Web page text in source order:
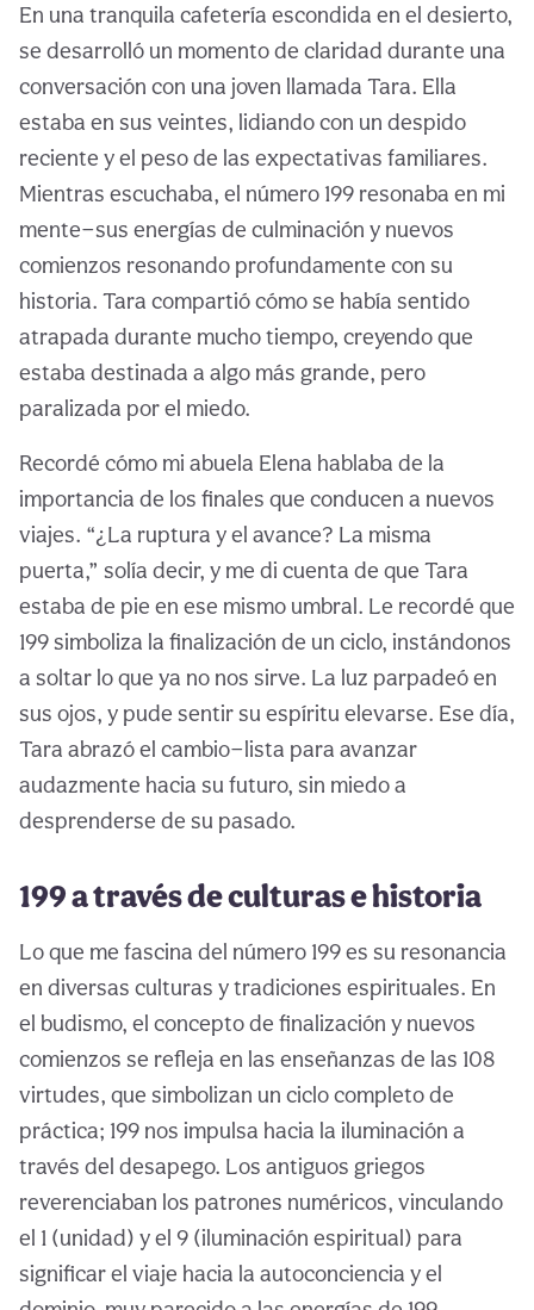
En una tranquila cafetería escondida en el desierto,
se desarrolló un momento de claridad durante una
conversación con una joven llamada Tara. Ella
estaba en sus veintes, lidiando con un despido
reciente y el peso de las expectativas familiares.
Mientras escuchaba, el número 199 resonaba en mi
mente—sus energías de culminación y nuevos
comienzos resonando profundamente con su
historia. Tara compartió cómo se había sentido
atrapada durante mucho tiempo, creyendo que
estaba destinada a algo más grande, pero
paralizada por el miedo.
Recordé cómo mi abuela Elena hablaba de la
importancia de los finales que conducen a nuevos
viajes. “¿La ruptura y el avance? La misma
puerta,” solía decir, y me di cuenta de que Tara
estaba de pie en ese mismo umbral. Le recordé que
199 simboliza la finalización de un ciclo, instándonos
a soltar lo que ya no nos sirve. La luz parpadeó en
sus ojos, y pude sentir su espíritu elevarse. Ese día,
Tara abrazó el cambio—lista para avanzar
audazmente hacia su futuro, sin miedo a
desprenderse de su pasado.
199 a través de culturas e historia
Lo que me fascina del número 199 es su resonancia
en diversas culturas y tradiciones espirituales. En
el budismo, el concepto de finalización y nuevos
comienzos se refleja en las enseñanzas de las 108
virtudes, que simbolizan un ciclo completo de
práctica; 199 nos impulsa hacia la iluminación a
través del desapego. Los antiguos griegos
reverenciaban los patrones numéricos, vinculando
el 1 (unidad) y el 9 (iluminación espiritual) para
significar el viaje hacia la autoconciencia y el